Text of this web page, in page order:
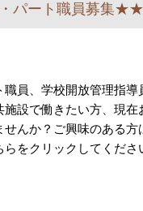
パート職員募集
員、学校開放管理指導
設で働きたい方、現在
んか？ご興味のある方
らをクリックしてく